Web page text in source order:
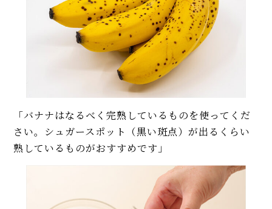
「バナナはなるべく完熟しているものを使ってくだ
さい。シュガースポット（黒い斑点）が出るくらい
熟しているものがおすすめです」